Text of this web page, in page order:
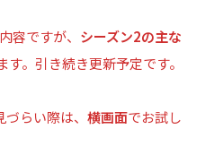
容ですが、 シーズン2の主な
す。引き続き更新予定です。
らい際は、 横画面でお試し